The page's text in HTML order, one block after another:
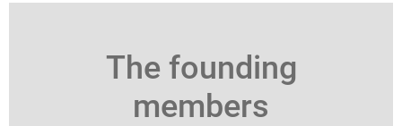
The founding
members